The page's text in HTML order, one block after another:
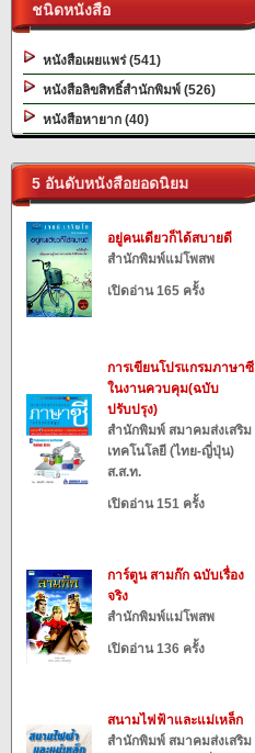
ชนิดหนังสือ
หนังสือเผยแพร่ (541)
หนังสือลิขสิทธิ์สำนักพิมพ์ (526)
หนังสือหายาก (40)
5 อันดับหนังสือยอดนิยม
อยู่คนเดียวก็ได้สบายดี
สำนักพิมพ์แม่โพสพ
เปิดอ่าน 165 ครั้ง
การเขียนโปรแกรมภาษาซี
ในงานควบคุม(ฉบับ
ปรับปรุง)
สำนักพิมพ์ สมาคมส่งเสริม
เทคโนโลยี (ไทย-ญี่ปุ่น)
ส.ส.ท.
เปิดอ่าน 151 ครั้ง
การ์ตูน สามก๊ก ฉบับเรื่อง
จริง
สำนักพิมพ์แม่โพสพ
เปิดอ่าน 136 ครั้ง
สนามไฟฟ้าและแม่เหล็ก
สำนักพิมพ์ สมาคมส่งเสริม